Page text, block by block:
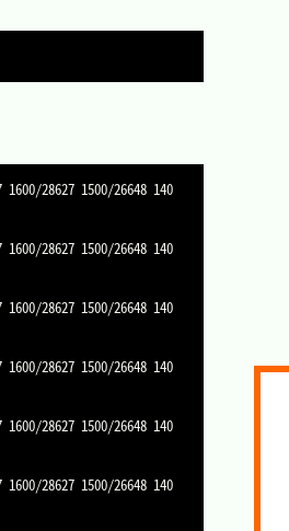
28627 1500/26648 140
28627 1500/26648 140
28627 1500/26648 140
28627 1500/26648 140
28627 1500/26648 140
28627 1500/26648 140
Copy